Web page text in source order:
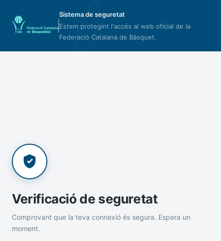
Sistema de seguretat
Estem protegint l'accés al web oficial de la
Federació Catalana de Bàsquet.
Verificació de seguretat
Comprovant que la teva connexió és segura. Espera un
moment.